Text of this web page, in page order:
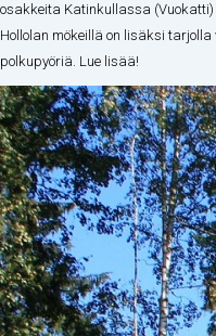
osakkeita Katinkullassa
Hollolan mökeillä on lisäksi
polkupyöriä. Lue lisää!